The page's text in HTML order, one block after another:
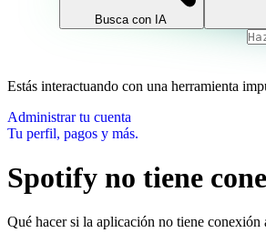
Busca con IA
Estás interactuando con una herramienta
Administrar tu cuenta
Tu perfil, pagos y más.
Spotify no tiene
Qué hacer si la aplicación no tiene conexión